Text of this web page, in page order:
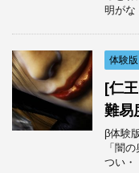
明がな
体験版
[仁
難易
β体験
「闇
つい・